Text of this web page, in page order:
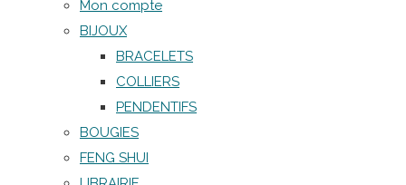
Mon compte
BIJOUX
BRACELETS
COLLIERS
PENDENTIFS
BOUGIES
FENG SHUI